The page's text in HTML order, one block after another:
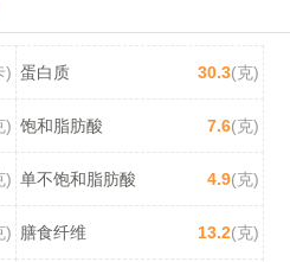
) 蛋白质 30.3(克)
) 饱和脂肪酸 7.6(克)
) 单不饱和脂肪酸 4.9(克)
) 膳食纤维 13.2(克)